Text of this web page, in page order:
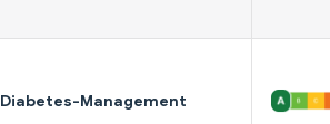
Diabetes-Management